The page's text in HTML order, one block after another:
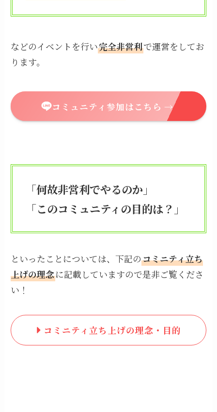
などのイベントを行い完全非営利で運営をしてお
ります。
コミュニティ参加はこちら →
「何故非営利でやるのか」
「このコミュニティの目的は？」
といったことについては、下記のコミニティ立ち
上げの理念に記載していますので是非ご覧くださ
い！
コミニティ立ち上げの理念・目的